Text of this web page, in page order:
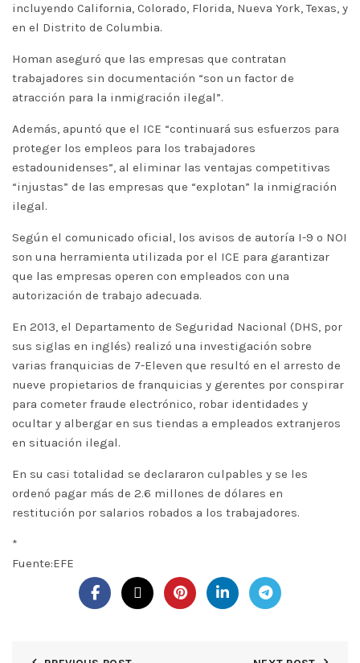
incluyendo California, Colorado, Florida, Nueva York, Texas, y
en el Distrito de Columbia.
Homan aseguró que las empresas que contratan
trabajadores sin documentación “son un factor de
atracción para la inmigración ilegal”.
Además, apuntó que el ICE “continuará sus esfuerzos para
proteger los empleos para los trabajadores
estadounidenses”, al eliminar las ventajas competitivas
“injustas” de las empresas que “explotan” la inmigración
ilegal.
Según el comunicado oficial, los avisos de autoría I-9 o NOI
son una herramienta utilizada por el ICE para garantizar
que las empresas operen con empleados con una
autorización de trabajo adecuada.
En 2013, el Departamento de Seguridad Nacional (DHS, por
sus siglas en inglés) realizó una investigación sobre
varias franquicias de 7-Eleven que resultó en el arresto de
nueve propietarios de franquicias y gerentes por conspirar
para cometer fraude electrónico, robar identidades y
ocultar y albergar en sus tiendas a empleados extranjeros
en situación ilegal.
En su casi totalidad se declararon culpables y se les
ordenó pagar más de 2.6 millones de dólares en
restitución por salarios robados a los trabajadores.
*
Fuente:EFE